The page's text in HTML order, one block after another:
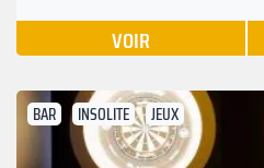
VOIR
BAR INSOLITE JEUX